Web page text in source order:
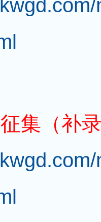
集（补